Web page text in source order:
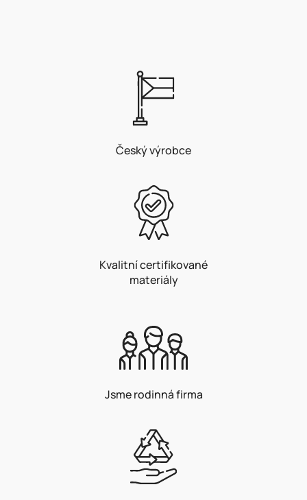
Český výrobce
Kvalitní certifikované
materiály
Jsme rodinná firma